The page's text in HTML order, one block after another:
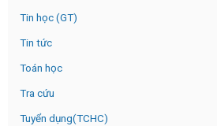
Tin học (GT)
Tin tức
Toán học
Tra cứu
Tuyển dụng(TCHC)